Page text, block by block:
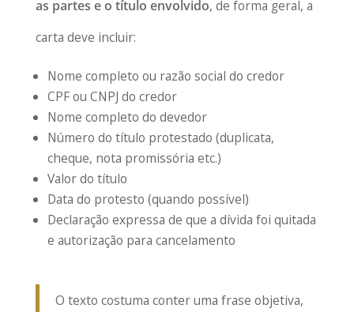
as partes e o título envolvido, de forma geral, a
carta deve incluir:
Nome completo ou razão social do credor
CPF ou CNPJ do credor
Nome completo do devedor
Número do título protestado (duplicata,
cheque, nota promissória etc.)
Valor do título
Data do protesto (quando possível)
Declaração expressa de que a dívida foi quitada
e autorização para cancelamento
O texto costuma conter uma frase objetiva,